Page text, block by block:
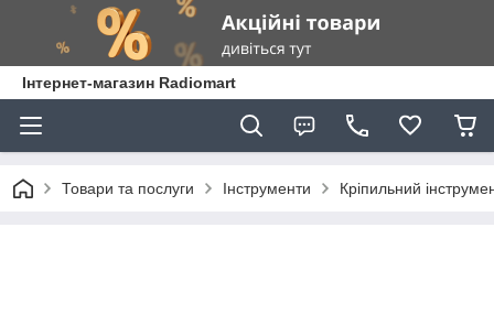
Інтернет-магазин Radiomart
Товари та послуги Інструменти Кріпильний